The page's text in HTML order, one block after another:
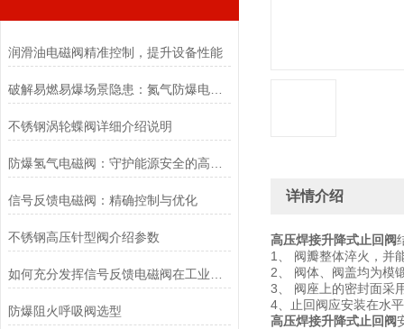
润滑油电磁阀精准控制，提升设备性能
破解易燃易爆场景隐患：氮气防爆电磁阀的安全适配优化方案
不锈钢涡轮蝶阀详细介绍说明
信号反馈电磁阀：精确控制与优化
不锈钢高压针型阀介绍参数
防爆阻火呼吸阀选型
详情介绍
高压焊接升降式止回阀
1、 阀瓣整体淬火，并
2、 阀体、阀盖均为模
3、 阀座上的密封面采
4、止回阀应安装在水
高压焊接升降式止回阀